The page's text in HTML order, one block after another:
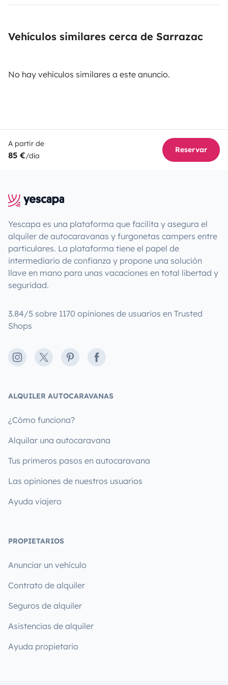
Vehículos similares cerca de Sarrazac
No hay vehículos similares a este anuncio.
A partir de
85 €/día
Reservar
Yescapa es una plataforma que facilita y asegura el
alquiler de autocaravanas y furgonetas campers entre
particulares. La plataforma tiene el papel de
intermediario de confianza y propone una solución
llave en mano para unas vacaciones en total libertad y
seguridad.
3.84/5 sobre 1170 opiniones de usuarios en Trusted
Shops
Instagram
X PinterestFacebook
ALQUILER AUTOCARAVANAS
¿Cómo funciona?
Alquilar una autocaravana
Tus primeros pasos en autocaravana
Las opiniones de nuestros usuarios
Ayuda viajero
PROPIETARIOS
Anunciar un vehículo
Contrato de alquiler
Seguros de alquiler
Asistencias de alquiler
Ayuda propietario